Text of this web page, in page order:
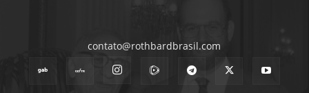
contato@rothbardbrasil.com